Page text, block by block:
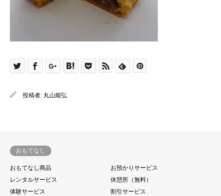
投稿者: 丸山能弘
おもてなし
おもてなし商品
お預かりサービス
レンタルサービス
休憩所（無料）
体験サービス
割引サービス